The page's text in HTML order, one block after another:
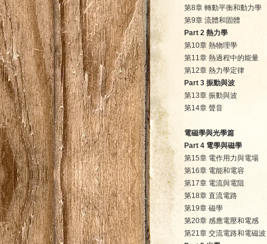
第8章 轉動平衡和動力學
第9章 流體和固體
Part 2 熱力學
第10章 熱物理學
第11章 熱過程中的能量
第12章 熱力學定律
Part 3 振動與波
第13章 振動與波
第14章 聲音
電磁學與光學篇
Part 4 電學與磁學
第15章 電作用力與電場
第16章 電能和電容
第17章 電流與電阻
第18章 直流電路
第19章 磁學
第20章 感應電壓和電感
第21章 交流電路和電磁波